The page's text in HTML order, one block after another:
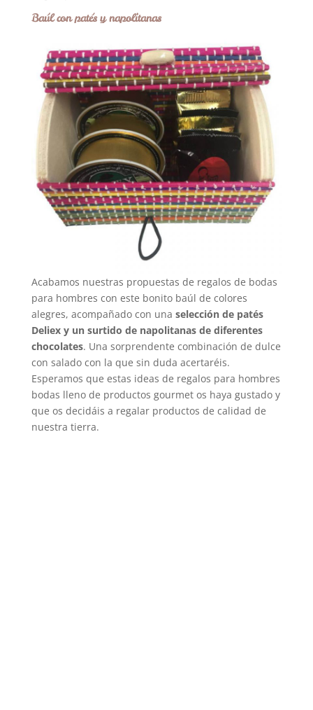
Baúl con patés y napolitanas
Acabamos nuestras propuestas de regalos de bodas
para hombres con este bonito baúl de colores
alegres, acompañado con una selección de patés
Deliex y un surtido de napolitanas de diferentes
chocolates. Una sorprendente combinación de dulce
con salado con la que sin duda acertaréis.
Esperamos que estas ideas de regalos para hombres
bodas lleno de productos gourmet os haya gustado y
que os decidáis a regalar productos de calidad de
nuestra tierra.